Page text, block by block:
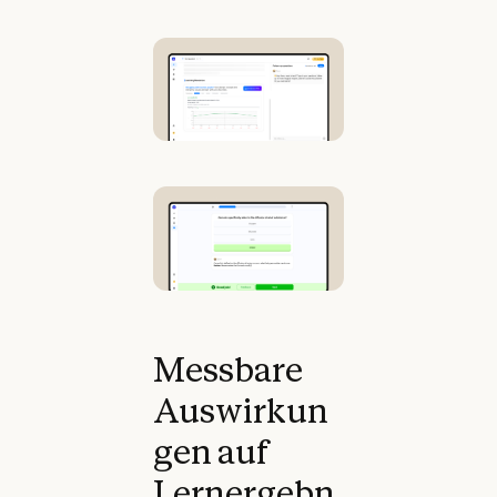
Messbare
Auswirkun
gen auf